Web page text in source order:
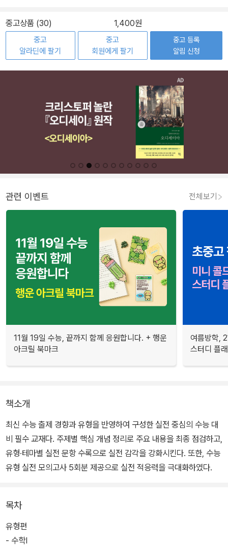
중고상품 (30) 1,400원
중고
알라딘에 팔기
중고
회원에게 팔기
중고 등록
알림 신청
관련 이벤트 전체보기
11월 19일 수능, 끝까지 함께 응원합니다. + 행운
아크릴 북마크
여름방학,
스터디 플
책소개
최신 수능 출제 경향과 유형을 반영하여 구성한 실전 중심의 수능 대
비 필수 교재다. 주제별 핵심 개념 정리로 주요 내용을 최종 점검하고,
유형·테마별 실전 문항 수록으로 실전 감각을 강화시킨다. 또한, 수능
유형 실전 모의고사 5회분 제공으로 실전 적응력을 극대화하였다.
목차
유형편
- 수학Ⅰ